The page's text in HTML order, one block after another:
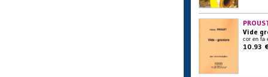
Vide
cor en fa
10.93